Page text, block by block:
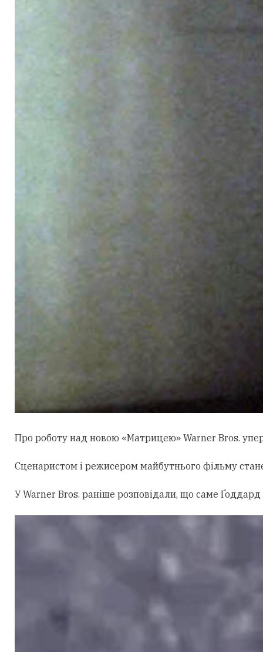
Про роботу над новою «Матрицею» Warner Bros.
Сценаристом і режисером майбутнього фільму
У Warner Bros. раніше розповідали, що саме